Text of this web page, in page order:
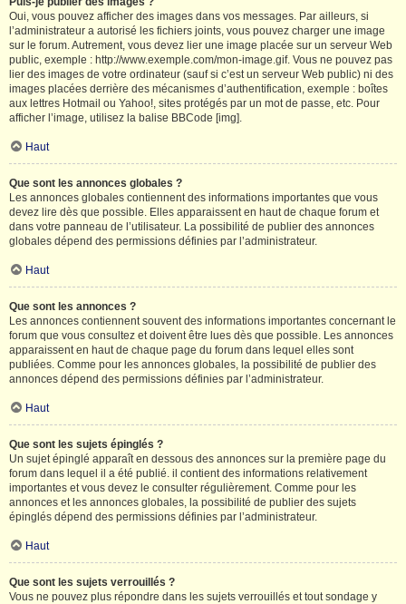
Oui, vous pouvez afficher des images dans vos messages. Par ailleurs, si
l’administrateur a autorisé les fichiers joints, vous pouvez charger une image
sur le forum. Autrement, vous devez lier une image placée sur un serveur Web
public, exemple : http://www.exemple.com/mon-image.gif. Vous ne pouvez pas
lier des images de votre ordinateur (sauf si c’est un serveur Web public) ni des
images placées derrière des mécanismes d’authentification, exemple : boîtes
aux lettres Hotmail ou Yahoo!, sites protégés par un mot de passe, etc. Pour
afficher l’image, utilisez la balise BBCode [img].
Haut
Que sont les annonces globales ?
Les annonces globales contiennent des informations importantes que vous
devez lire dès que possible. Elles apparaissent en haut de chaque forum et
dans votre panneau de l’utilisateur. La possibilité de publier des annonces
globales dépend des permissions définies par l’administrateur.
Haut
Que sont les annonces ?
Les annonces contiennent souvent des informations importantes concernant le
forum que vous consultez et doivent être lues dès que possible. Les annonces
apparaissent en haut de chaque page du forum dans lequel elles sont
publiées. Comme pour les annonces globales, la possibilité de publier des
annonces dépend des permissions définies par l’administrateur.
Haut
Que sont les sujets épinglés ?
Un sujet épinglé apparaît en dessous des annonces sur la première page du
forum dans lequel il a été publié. il contient des informations relativement
importantes et vous devez le consulter régulièrement. Comme pour les
annonces et les annonces globales, la possibilité de publier des sujets
épinglés dépend des permissions définies par l’administrateur.
Haut
Que sont les sujets verrouillés ?
Vous ne pouvez plus répondre dans les sujets verrouillés et tout sondage y